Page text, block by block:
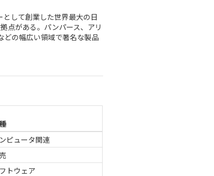
して創業した世界最大の日
点がある。パンパース、アリ
どの幅広い領域で著名な製品
ピュータ関連
トウェア